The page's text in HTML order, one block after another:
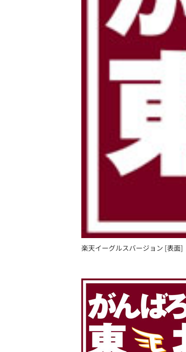
楽天イーグルスバージョン [表面]